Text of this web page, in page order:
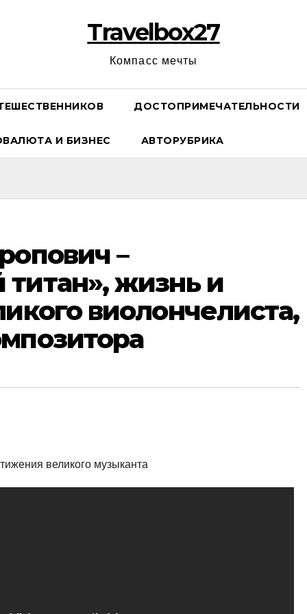
Travelbox27
Компасс мечты
ДОСТОПРИМЕЧАТЕЛЬНОСТИ
И БИЗНЕС АВТОРУБРИКА
–
жизнь и
виолончелиста,